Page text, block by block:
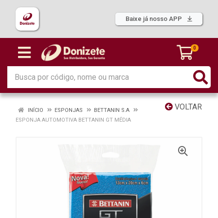
Baixe já nosso APP
0
VOLTAR
INÍCIO ESPONJAS
BETTANIN S.A
ESPONJA AUTOMOTIVA BETTANIN GT MÉDIA